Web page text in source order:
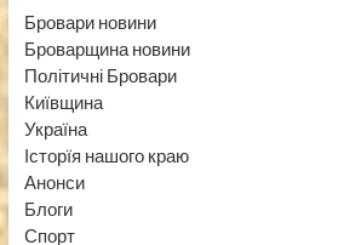
Бровари новини
Броварщина новини
Політичні Бровари
Київщина
Україна
Історїя нашого краю
Анонси
Блоги
Спорт